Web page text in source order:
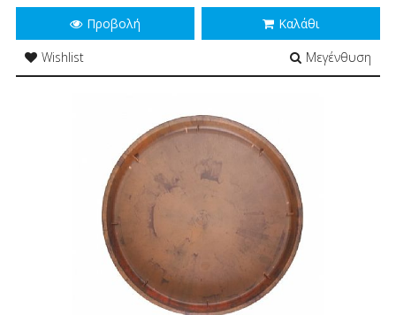
Προβολή
Καλάθι
Wishlist
Μεγένθυση